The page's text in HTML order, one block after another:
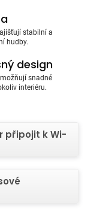
stabilní a
hudby.
design
snadné
interiéru.
připojit k Wi-